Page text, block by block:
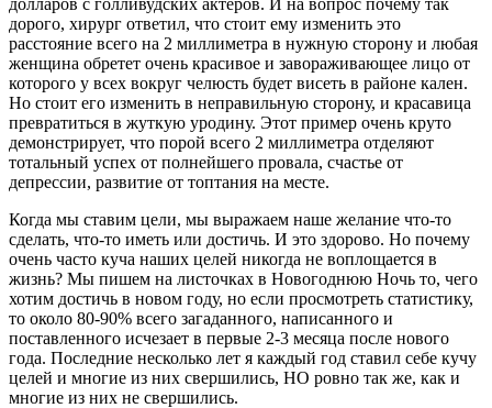
дорого, хирург ответил, что стоит ему изменить это
расстояние всего на 2 миллиметра в нужную сторону и любая
женщина обретет очень красивое и завораживающее лицо от
которого у всех вокруг челюсть будет висеть в районе кален.
Но стоит его изменить в неправильную сторону, и красавица
превратиться в жуткую уродину. Этот пример очень круто
демонстрирует, что порой всего 2 миллиметра отделяют
тотальный успех от полнейшего провала, счастье от
депрессии, развитие от топтания на месте.
Когда мы ставим цели, мы выражаем наше желание что-то
сделать, что-то иметь или достичь. И это здорово. Но почему
очень часто куча наших целей никогда не воплощается в
жизнь? Мы пишем на листочках в Новогоднюю Ночь то, чего
хотим достичь в новом году, но если просмотреть статистику,
то около 80-90% всего загаданного, написанного и
поставленного исчезает в первые 2-3 месяца после нового
года. Последние несколько лет я каждый год ставил себе кучу
целей и многие из них свершились, НО ровно так же, как и
многие из них не свершились.